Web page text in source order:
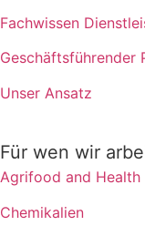
Fachwissen
Geschäftsführender
Unser Ansatz
Für wen wir
Agrifood and Health
Chemikalien